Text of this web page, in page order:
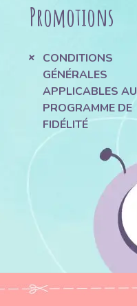
Promotions
CONDITIONS
GÉNÉRALES
APPLICABLES AU
PROGRAMME DE
FIDÉLITÉ